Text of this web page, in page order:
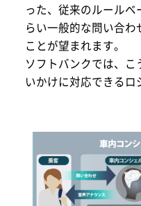
った、従来のルール
らい一般的な問い合
ことが望まれます。
ソフトバンクでは、
いかけに対応できるロ